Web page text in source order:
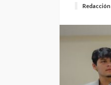
Redacción